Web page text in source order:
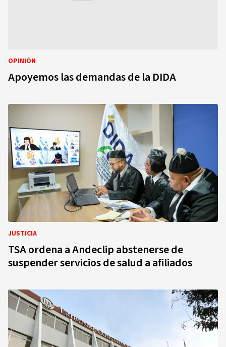
OPINIÓN
Apoyemos las demandas de la DIDA
JUSTICIA
TSA ordena a Andeclip abstenerse de
suspender servicios de salud a afiliados